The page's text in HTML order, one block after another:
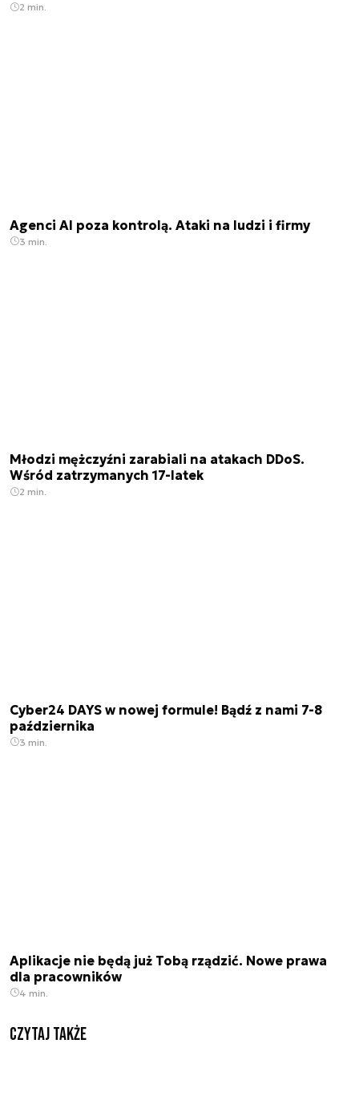
2 min.
Agenci AI poza kontrolą. Ataki na ludzi i firmy
3 min.
Młodzi mężczyźni zarabiali na atakach DDoS.
Wśród zatrzymanych 17-latek
2 min.
Cyber24 DAYS w nowej formule! Bądź z nami 7-8
października
3 min.
Aplikacje nie będą już Tobą rządzić. Nowe prawa
dla pracowników
4 min.
Czytaj także